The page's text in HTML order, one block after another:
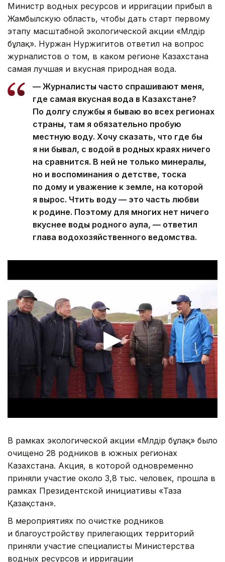
Министр водных ресурсов и ирригации прибыл в
Жамбылскую область, чтобы дать старт первому
этапу масштабной экологической акции «Мөлдір
бұлақ». Нуржан Нуржигитов ответил на вопрос
журналистов о том, в каком регионе Казахстана
самая лучшая и вкусная природная вода.
— Журналисты часто спрашивают меня,
где самая вкусная вода в Казахстане?
По долгу службы я бываю во всех регионах
страны, там я обязательно пробую
местную воду. Хочу сказать, что где бы
я ни бывал, с водой в родных краях ничего
на сравнится. В ней не только минералы,
но и воспоминания о детстве, тоска
по дому и уважение к земле, на которой
я вырос. Чтить воду — это часть любви
к родине. Поэтому для многих нет ничего
вкуснее воды родного аула, — ответил
глава водохозяйственного ведомства.
В рамках экологической акции «Мөлдір бұлақ» было
очищено 28 родников в южных регионах
Казахстана. Акция, в которой одновременно
приняли участие около 3,8 тыс. человек, прошла в
рамках Президентской инициативы «Таза
Қазақстан».
В мероприятиях по очистке родников
и благоустройству прилегающих территорий
приняли участие специалисты Министерства
водных ресурсов и ирригации